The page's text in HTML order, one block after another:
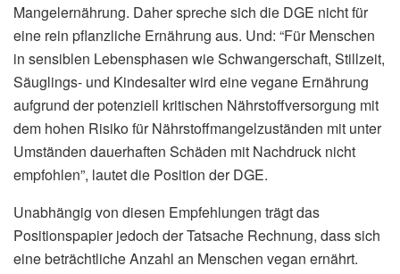
Mangelernährung. Daher spreche sich die DGE nicht für
eine rein pflanzliche Ernährung aus. Und: “Für Menschen
in sensiblen Lebensphasen wie Schwangerschaft, Stillzeit,
Säuglings- und Kindesalter wird eine vegane Ernährung
aufgrund der potenziell kritischen Nährstoffversorgung mit
dem hohen Risiko für Nährstoffmangelzuständen mit unter
Umständen dauerhaften Schäden mit Nachdruck nicht
empfohlen”, lautet die Position der DGE.
Unabhängig von diesen Empfehlungen trägt das
Positionspapier jedoch der Tatsache Rechnung, dass sich
eine beträchtliche Anzahl an Menschen vegan ernährt.